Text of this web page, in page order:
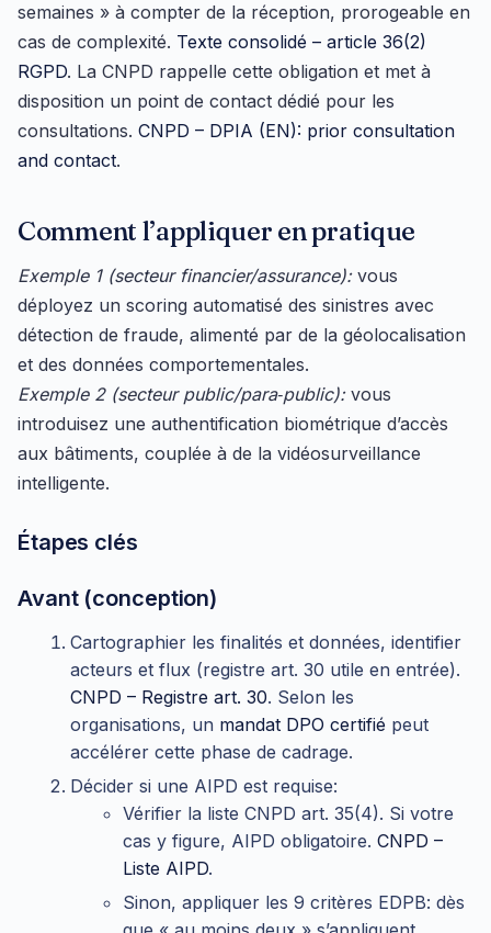
semaines » à compter de la réception, prorogeable en
cas de complexité. Texte consolidé – article 36(2)
RGPD. La CNPD rappelle cette obligation et met à
disposition un point de contact dédié pour les
consultations. CNPD – DPIA (EN): prior consultation
and contact.
Comment l’appliquer en pratique
Exemple 1 (secteur financier/assurance):vous
déployez un scoring automatisé des sinistres avec
détection de fraude, alimenté par de la géolocalisation
et des données comportementales.
Exemple 2 (secteur public/para‑public):vous
introduisez une authentification biométrique d’accès
aux bâtiments, couplée à de la vidéosurveillance
intelligente.
Étapes clés
Avant (conception)
Cartographier les finalités et données, identifier
acteurs et flux (registre art. 30 utile en entrée).
CNPD – Registre art. 30. Selon les
organisations, un mandat DPO certifié peut
accélérer cette phase de cadrage.
Décider si une AIPD est requise:
Vérifier la liste CNPD art. 35(4). Si votre
cas y figure, AIPD obligatoire. CNPD –
Liste AIPD.
Sinon, appliquer les 9 critères EDPB: dès